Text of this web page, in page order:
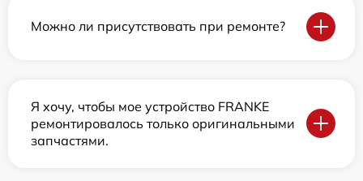
Можно ли присутствовать при ремонте?
Я хочу, чтобы мое устройство FRANKE
ремонтировалось только оригинальными
запчастями.